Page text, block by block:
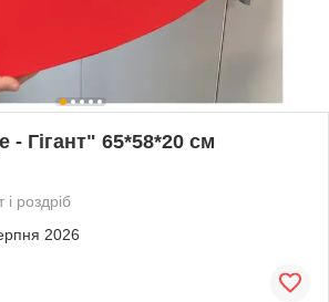
- Гігант" 65*58*20 см
і роздріб
2026